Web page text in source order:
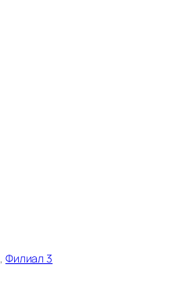
, Филиал 3